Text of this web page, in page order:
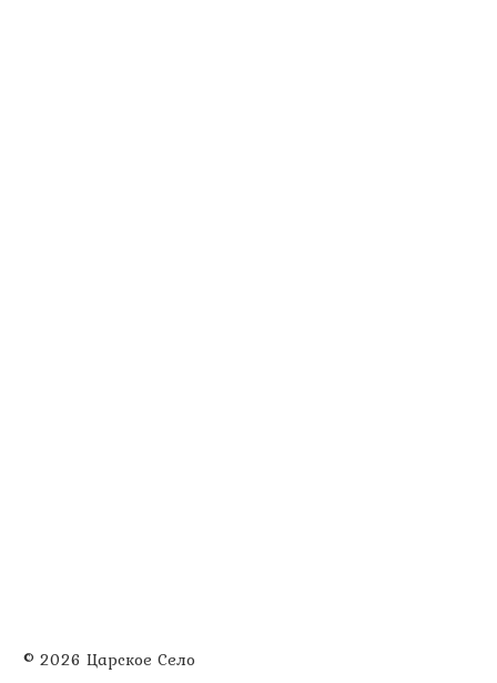
© 2026 Царское Село